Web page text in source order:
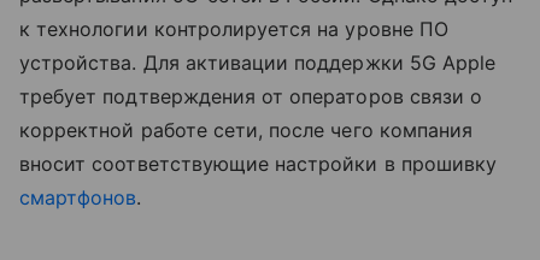
к технологии контролируется на уровне ПО
устройства. Для активации поддержки 5G Apple
требует подтверждения от операторов связи о
корректной работе сети, после чего компания
вносит соответствующие настройки в прошивку
смартфонов.